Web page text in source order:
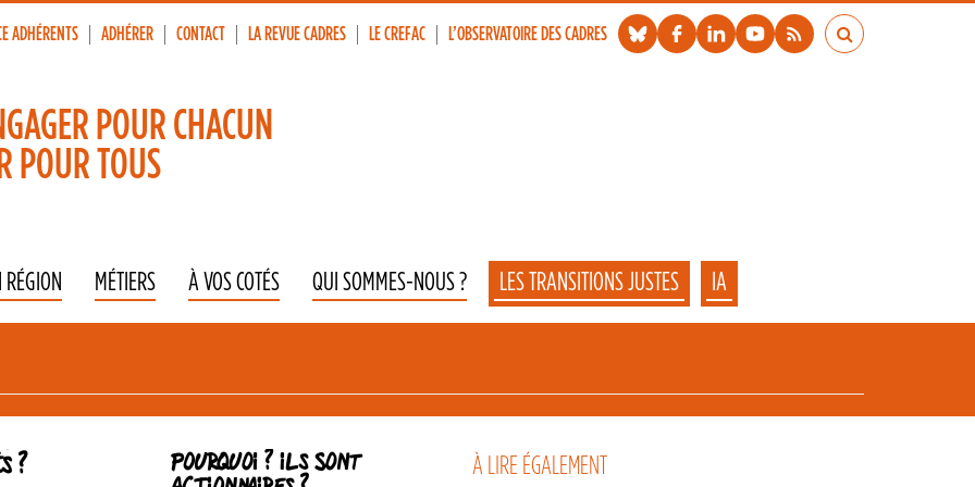
ADHÉRENTS ADHÉRER CONTACT LA REVUE CADRES LE CREFAC L’OBSERVATOIRE DES CADRES
POUR CHACUN
POUR TOUS
RÉGION MÉTIERS À VOS COTÉS QUI SOMMES-NOUS ? LES TRANSITIONS JUSTES IA
À LIRE ÉGALEMENT